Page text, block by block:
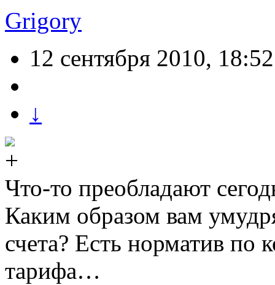
Grigory
12 сентября 2010, 18:52
↓
Что-то преобладают
Каким образом вам
счета? Есть норматив по
тарифа…